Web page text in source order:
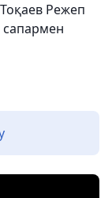
Режеп
сапармен